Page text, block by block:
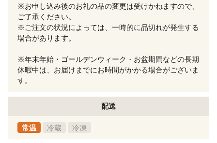
※お申し込み後のお礼の品の変更は受けかねますので、
ご了承ください。
※ご注文の状況によっては、一時的に品切れが発生する
場合があります。
※年末年始・ゴールデンウィーク・お盆期間などの長期
休暇中は、お届けまでにお時間がかかる場合がございま
す。
配送
常温 冷蔵 冷凍